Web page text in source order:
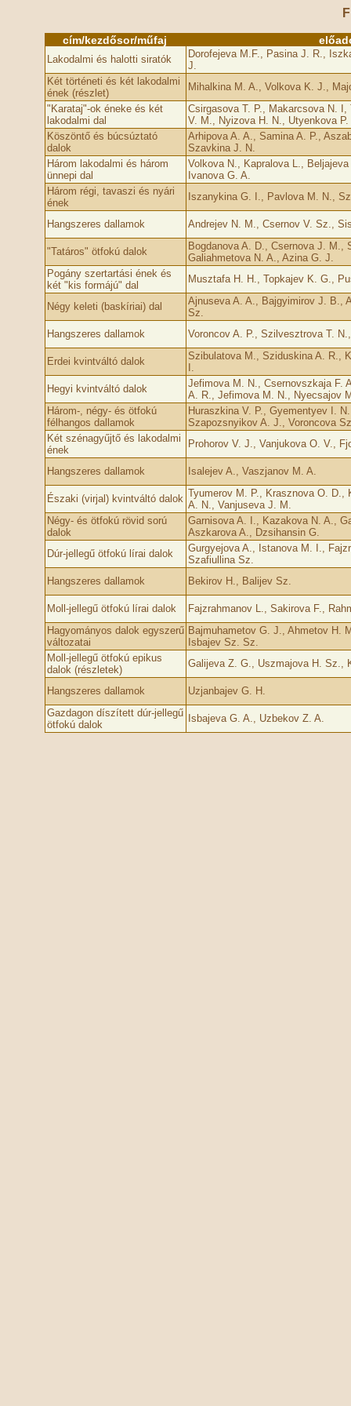
cím/kezdősor/műfaj
Lakodalmi és halotti siratók
Dorofejeva M.F., Pasina J. R.,
J.
Két történeti és két lakodalmi
ének (részlet)
Mihalkina M. A., Volkova K. J.,
"Karataj"-ok éneke és két
lakodalmi dal
Csirgasova T. P., Makarcsova N.
V. M., Nyizova H. N., Utyenkova P.
Köszöntő és búcsúztató
dalok
Arhipova A. A., Samina A. P.,
Szavkina J. N.
Három lakodalmi és három
ünnepi dal
Volkova N., Kapralova L.,
Ivanova G. A.
Három régi, tavaszi és nyári
ének
Iszanykina G. I., Pavlova M. N.,
Hangszeres dallamok Andrejev N. M., Csernov V. Sz.,
"Tatáros" ötfokú dalok
Bogdanova A. D., Csernova J. M.,
Galiahmetova N. A., Azina G. J.
Pogány szertartási ének és
két "kis formájú" dal
Musztafa H. H., Topkajev K. G.,
Négy keleti (baskíriai) dal
Ajnuseva A. A., Bajgyimirov J. B.,
Sz.
Hangszeres dallamok
Voroncov A. P., Szilvesztrova T.
Erdei kvintváltó dalok
Szibulatova M., Sziduskina A. R.,
I.
Hegyi kvintváltó dalok
Jefimova M. N., Csernovszkaja F.
A. R., Jefimova M. N., Nyecsajov
Három-, négy- és ötfokú
félhangos dallamok
Huraszkina V. P., Gyementyev I.
Szapozsnyikov A. J., Voroncova
Két szénagyűjtő és lakodalmi
ének
Prohorov V. J., Vanjukova O. V.,
Hangszeres dallamok Isalejev A., Vaszjanov M. A.
Északi (virjal) kvintváltó dalok Tyumerov M. P., Krasznova O. D.,
A. N., Vanjuseva J. M.
Négy- és ötfokú rövid sorú
dalok
Garnisova A. I., Kazakova N. A.,
Aszkarova A., Dzsihansin G.
Dúr-jellegű ötfokú lírai dalok
Gurgyejova A., Istanova M. I.,
Szafiullina Sz.
Hangszeres dallamok
Bekirov H., Balijev Sz.
Moll-jellegű ötfokú lírai dalok
Fajzrahmanov L., Sakirova F.,
Hagyományos dalok egyszerű
változatai
Bajmuhametov G. J., Ahmetov H.
Isbajev Sz. Sz.
Moll-jellegű ötfokú epikus
dalok (részletek)
Galijeva Z. G., Uszmajova H. Sz.,
Hangszeres dallamok
Uzjanbajev G. H.
Gazdagon díszített dúr-jellegű
ötfokú dalok
Isbajeva G. A., Uzbekov Z. A.